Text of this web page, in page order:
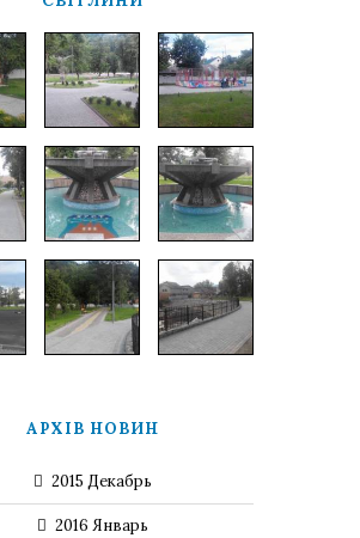
АРХІВ НОВИН
2015 Декабрь
2016 Январь